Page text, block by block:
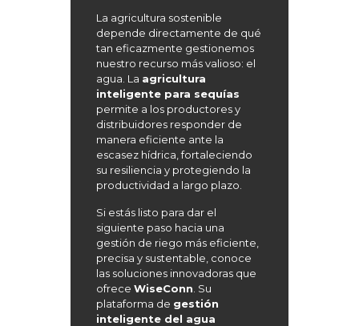
La agricultura sostenible
depende directamente de qué
tan eficazmente gestionemos
nuestro recurso más valioso: el
agua. La agricultura
inteligente para sequías
permite a los productores y
distribuidores responder de
manera eficiente ante la
escasez hídrica, fortaleciendo
su resiliencia y protegiendo la
productividad a largo plazo.
Si estás listo para dar el
siguiente paso hacia una
gestión de riego más eficiente,
precisa y sustentable, conoce
las soluciones innovadoras que
ofreceWiseConn . Su
plataforma de gestión
inteligente del agua